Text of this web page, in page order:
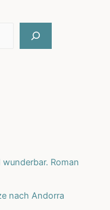
Roman
nach Andorra